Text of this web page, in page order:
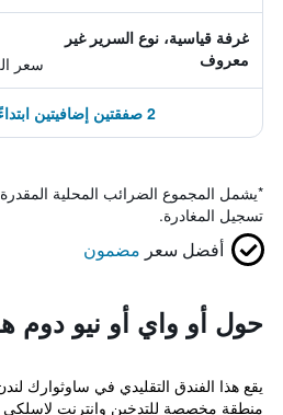
غرفة قياسية، نوع السرير غير
معروف
سعر
2 صفقتين إضافيتين ابتداءً من 537 ﷼
*يشمل المجموع الضرائب المحلية
تسجيل المغادرة.
أفضل سعر مضمون
حول أو واي أو نيو دوم
منطقة مخصصة للتدخين وإنترنت لاسلكي